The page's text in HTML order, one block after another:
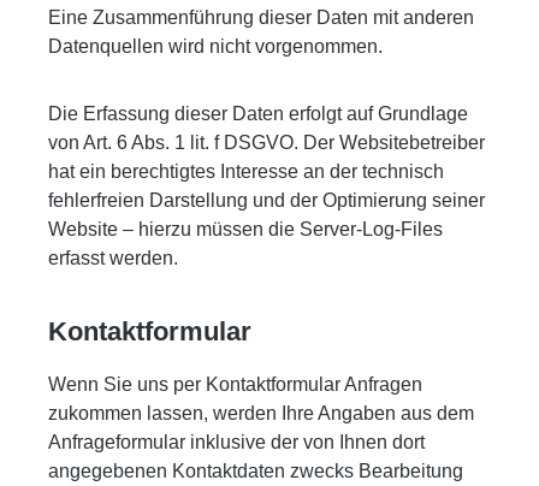
Eine Zusammenführung dieser Daten mit anderen
Datenquellen wird nicht vorgenommen.
Die Erfassung dieser Daten erfolgt auf Grundlage
von Art. 6 Abs. 1 lit. f DSGVO. Der Websitebetreiber
hat ein berechtigtes Interesse an der technisch
fehlerfreien Darstellung und der Optimierung seiner
Website – hierzu müssen die Server-Log-Files
erfasst werden.
Kontaktformular
Wenn Sie uns per Kontaktformular Anfragen
zukommen lassen, werden Ihre Angaben aus dem
Anfrageformular inklusive der von Ihnen dort
angegebenen Kontaktdaten zwecks Bearbeitung